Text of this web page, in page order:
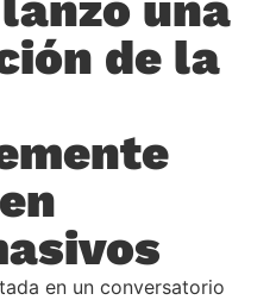
de la
en un conversatorio